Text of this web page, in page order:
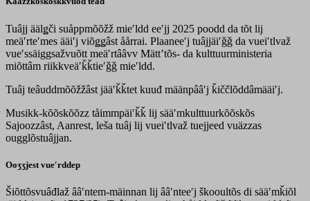
Tuâjj äälǥči suåppmõõžž mieʹldd eeʹjj 2025 poodd da tõt lij
meäʹrteʹmes ääiʹj viõǥǥâst åårrai. Plaaneeʹj tuâjjäiʹǧǧ da vueiʹtlvaž
vueʹssäiggsažvuõtt meäʹrtââvv Mättʼtõs- da kulttuurministeria
miõttâm riikkveäʹǩǩtieʹǧǧ mieʹldd.
Tuâj teâuddmõõžžâst jääʹǩǩtet kuuđ määnpââʹj ǩiččlõddâmääiʹj.
Musikk-kõõskõõzz tåimmpäiʹǩǩ lij sääʹmkulttuurkõõskõs
Sajoozzâst, Aanrest, leša tuâj lij vueiʹtlvaž tuejjeed vuäzzas
ougglõstuâjjan.
Ooʒʒjest vueʹrddep
Šiõttõsvuâđlaž ââʹntem-mäinnan lij ââʹnteeʹj škooultõs di sääʹmǩiõl